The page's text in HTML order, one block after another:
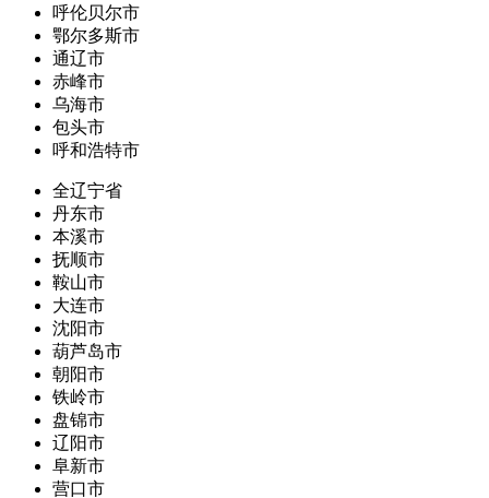
呼伦贝尔市
鄂尔多斯市
通辽市
赤峰市
乌海市
包头市
呼和浩特市
全辽宁省
丹东市
本溪市
抚顺市
鞍山市
大连市
沈阳市
葫芦岛市
朝阳市
铁岭市
盘锦市
辽阳市
阜新市
营口市